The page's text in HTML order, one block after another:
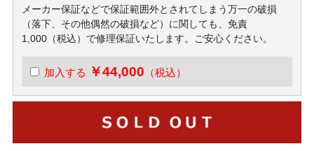
メーカー保証などで保証範囲外とされてしまう万一の破損
（落下、その他偶然の破損など）に関しても、免責
1,000（税込）で修理保証いたします。ご安心ください。
加入する ￥44,000 （税込）